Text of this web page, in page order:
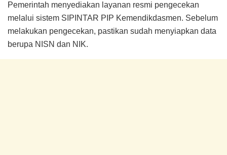
Pemerintah menyediakan layanan resmi pengecekan
melalui sistem SIPINTAR PIP Kemendikdasmen. Sebelum
melakukan pengecekan, pastikan sudah menyiapkan data
berupa NISN dan NIK.